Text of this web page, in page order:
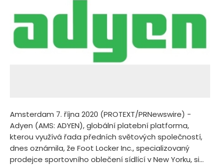
Amsterdam 7. října 2020 (PROTEXT/PRNewswire) -
Adyen (AMS: ADYEN), globální platební platforma,
kterou využívá řada předních světových společností,
dnes oznámila, že Foot Locker Inc., specializovaný
prodejce sportovního oblečení sídlící v New Yorku, si...